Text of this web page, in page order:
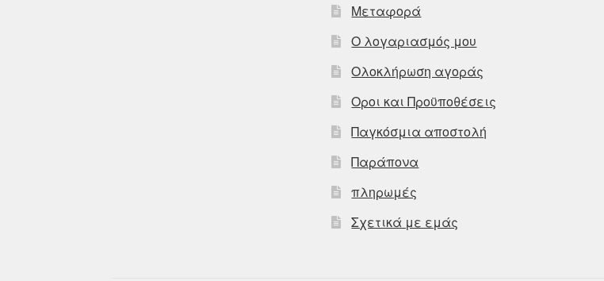
Μεταφορά
Ο λογαριασμός μου
Ολοκλήρωση αγοράς
Οροι και Προϋποθέσεις
Παγκόσμια αποστολή
Παράπονα
πληρωμές
Σχετικά με εμάς